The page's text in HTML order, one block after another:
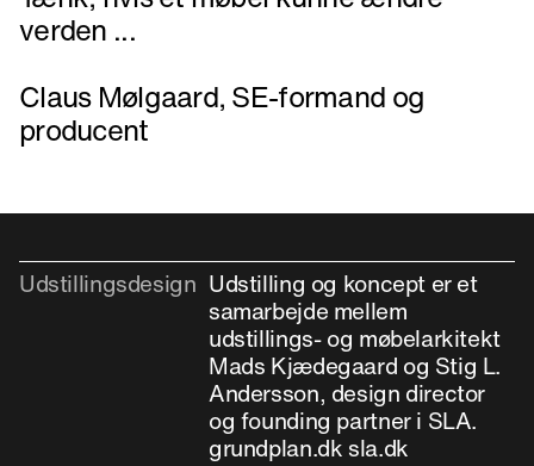
verden ...
Claus Mølgaard, SE-formand og
Udstillingsdesign Udstilling og koncept er et
samarbejde mellem
udstillings- og møbelarkitekt
Mads Kjædegaard og Stig L.
Andersson, design director
og founding partner i SLA.
grundplan.dk sla.dk